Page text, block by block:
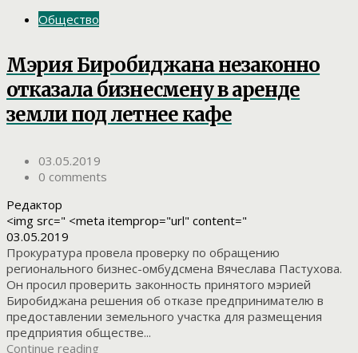
Общество
Мэрия Биробиджана незаконно
отказала бизнесмену в аренде
земли под летнее кафе
03.05.2019
0 comments
Редактор
<img src=" <meta itemprop="url" content="
03.05.2019
Прокуратура провела проверку по обращению
регионального бизнес-омбудсмена Вячеслава Пастухова.
Он просил проверить законность принятого мэрией
Биробиджана решения об отказе предпринимателю в
предоставлении земельного участка для размещения
предприятия обществе...
Continue reading